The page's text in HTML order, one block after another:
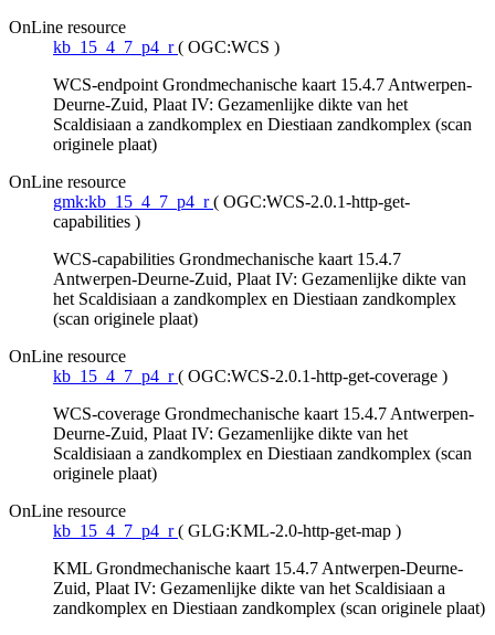
OnLine resource
kb_15_4_7_p4_r ( OGC:WCS )
WCS-endpoint Grondmechanische kaart 15.4.7 Antwerpen-
Deurne-Zuid, Plaat IV: Gezamenlijke dikte van het
Scaldisiaan a zandkomplex en Diestiaan zandkomplex (scan
originele plaat)
OnLine resource
gmk:kb_15_4_7_p4_r ( OGC:WCS-2.0.1-http-get-
capabilities )
WCS-capabilities Grondmechanische kaart 15.4.7
Antwerpen-Deurne-Zuid, Plaat IV: Gezamenlijke dikte van
het Scaldisiaan a zandkomplex en Diestiaan zandkomplex
(scan originele plaat)
OnLine resource
kb_15_4_7_p4_r ( OGC:WCS-2.0.1-http-get-coverage )
WCS-coverage Grondmechanische kaart 15.4.7 Antwerpen-
Deurne-Zuid, Plaat IV: Gezamenlijke dikte van het
Scaldisiaan a zandkomplex en Diestiaan zandkomplex (scan
originele plaat)
OnLine resource
kb_15_4_7_p4_r ( GLG:KML-2.0-http-get-map )
KML Grondmechanische kaart 15.4.7 Antwerpen-Deurne-
Zuid, Plaat IV: Gezamenlijke dikte van het Scaldisiaan a
zandkomplex en Diestiaan zandkomplex (scan originele plaat)